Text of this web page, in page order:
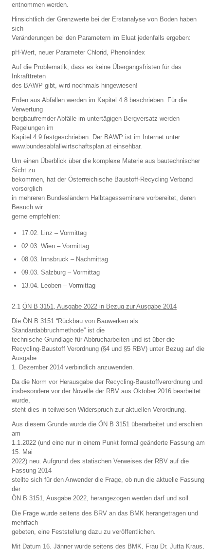
entnommen werden.
Hinsichtlich der Grenzwerte bei der Erstanalyse von Boden haben
sich
Veränderungen bei den Parametern im Eluat jedenfalls ergeben:
pH-Wert, neuer Parameter Chlorid, Phenolindex
Auf die Problematik, dass es keine Übergangsfristen für das
Inkrafttreten
des BAWP gibt, wird nochmals hingewiesen!
Erden aus Abfällen werden im Kapitel 4.8 beschrieben. Für die
Verwertung
bergbaufremder Abfälle im untertägigen Bergversatz werden
Regelungen im
Kapitel 4.9 festgeschrieben. Der BAWP ist im Internet unter
www.bundesabfallwirtschaftsplan.at einsehbar.
Um einen Überblick über die komplexe Materie aus bautechnischer
Sicht zu
bekommen, hat der Österreichische Baustoff-Recycling Verband
vorsorglich
in mehreren Bundesländern Halbtagesseminare vorbereitet, deren
Besuch wir
gerne empfehlen:
17.02. Linz – Vormittag
02.03. Wien – Vormittag
08.03. Innsbruck – Nachmittag
09.03. Salzburg – Vormittag
13.04. Leoben – Vormittag
2.1 ÖN B 3151, Ausgabe 2022 in Bezug zur Ausgabe 2014
Die ÖN B 3151 “Rückbau von Bauwerken als
Standardabbruchmethode” ist die
technische Grundlage für Abbrucharbeiten und ist über die
Recycling-Baustoff Verordnung (§4 und §5 RBV) unter Bezug auf die
Ausgabe
1. Dezember 2014 verbindlich anzuwenden.
Da die Norm vor Herausgabe der Recycling-Baustoffverordnung und
insbesondere vor der Novelle der RBV aus Oktober 2016 bearbeitet
wurde,
steht dies in teilweisen Widerspruch zur aktuellen Verordnung.
Aus diesem Grunde wurde die ÖN B 3151 überarbeitet und erschien
am
1.1.2022 (und eine nur in einem Punkt formal geänderte Fassung am
15. Mai
2022) neu. Aufgrund des statischen Verweises der RBV auf die
Fassung 2014
stellte sich für den Anwender die Frage, ob nun die aktuelle Fassung
der
ÖN B 3151, Ausgabe 2022, herangezogen werden darf und soll.
Die Frage wurde seitens des BRV an das BMK herangetragen und
mehrfach
gebeten, eine Feststellung dazu zu veröffentlichen.
Mit Datum 16. Jänner wurde seitens des BMK, Frau Dr. Jutta Kraus,